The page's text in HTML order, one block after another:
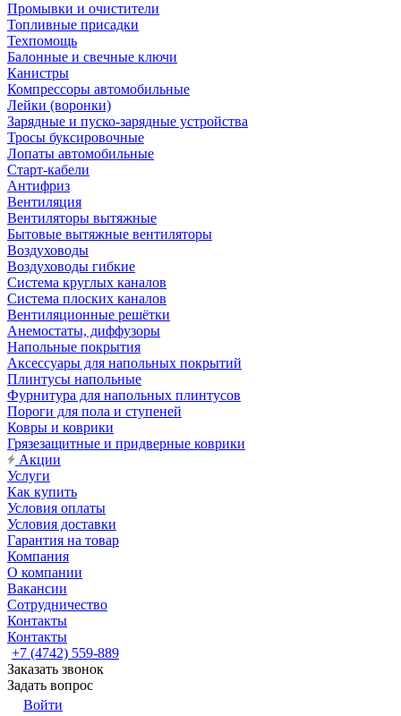
Промывки и очистители
Топливные присадки
Техпомощь
Балонные и свечные ключи
Канистры
Компрессоры автомобильные
Лейки (воронки)
Зарядные и пуско-зарядные устройства
Тросы буксировочные
Лопаты автомобильные
Старт-кабели
Антифриз
Вентиляция
Вентиляторы вытяжные
Бытовые вытяжные вентиляторы
Воздуховоды
Воздуховоды гибкие
Система круглых каналов
Система плоских каналов
Вентиляционные решётки
Анемостаты, диффузоры
Напольные покрытия
Аксессуары для напольных покрытий
Плинтусы напольные
Фурнитура для напольных плинтусов
Пороги для пола и ступеней
Ковры и коврики
Грязезащитные и придверные коврики
Акции
Услуги
Как купить
Условия оплаты
Условия доставки
Гарантия на товар
Компания
О компании
Вакансии
Сотрудничество
Контакты
Контакты
+7 (4742) 559-889
Заказать звонок
Задать вопрос
Войти